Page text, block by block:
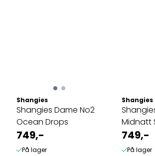
Shangies
Shangies Dame No2
Ocean Drops
749,-
På lager
Shangies
Midnatt
749,-
På lager